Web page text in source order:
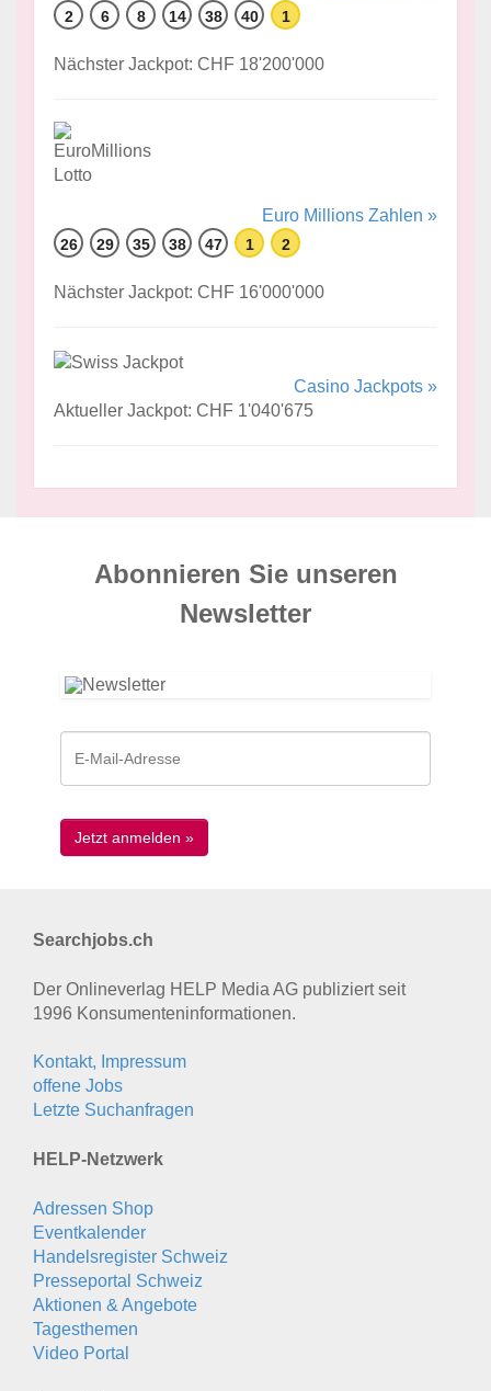
2 6 8 14 38 40 1
Nächster Jackpot: CHF 18'200'000
Euro Millions Zahlen »
26 29 35 38 47 1 2
Nächster Jackpot: CHF 16'000'000
Casino Jackpots »
Aktueller Jackpot: CHF 1'040'675
Abonnieren Sie unseren
News­letter
Searchjobs.ch
Der Onlineverlag HELP Media AG publiziert seit
1996 Konsumenten­informationen.
Kontakt, Impressum
offene Jobs
Letzte Suchanfragen
HELP-Netzwerk
Adressen Shop
Eventkalender
Handelsregister Schweiz
Presseportal Schweiz
Aktionen & Angebote
Tagesthemen
Video Portal